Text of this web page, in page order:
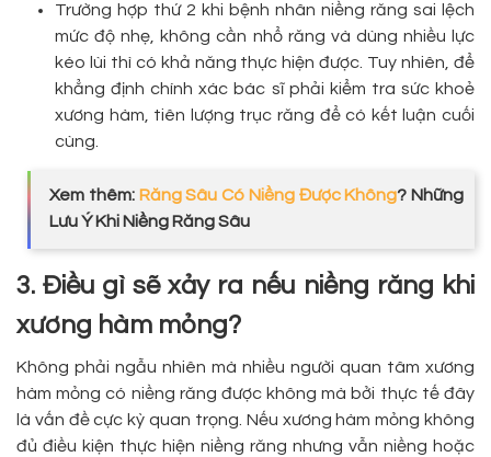
Trường hợp thứ 2 khi bệnh nhân niềng răng sai lệch
mức độ nhẹ, không cần nhổ răng và dùng nhiều lực
kéo lùi thì có khả năng thực hiện được. Tuy nhiên, để
khẳng định chính xác bác sĩ phải kiểm tra sức khoẻ
xương hàm, tiên lượng trục răng để có kết luận cuối
cùng.
Xem thêm: Răng Sâu Có Niềng Được Không? Những
Lưu Ý Khi Niềng Răng Sâu
3. Điều gì sẽ xảy ra nếu niềng răng khi
xương hàm mỏng?
Không phải ngẫu nhiên mà nhiều người quan tâm xương
hàm mỏng có niềng răng được không mà bởi thực tế đây
là vấn đề cực kỳ quan trọng. Nếu xương hàm mỏng không
đủ điều kiện thực hiện niềng răng nhưng vẫn niềng hoặc